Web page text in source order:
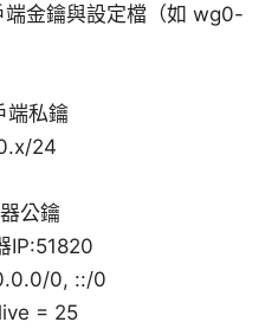
端金鑰與設定檔（如 wg0-
端私鑰
24
公鑰
IP:51820
0, ::/0
= 25